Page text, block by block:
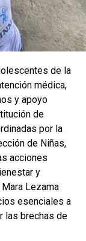
de la
médica,
y apoyo
de
por la
de Niñas,
acciones
y
Lezama
esenciales a
las brechas de